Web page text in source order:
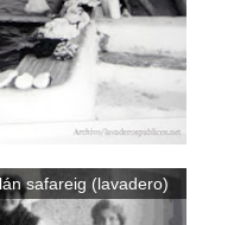
safareig (lavadero)